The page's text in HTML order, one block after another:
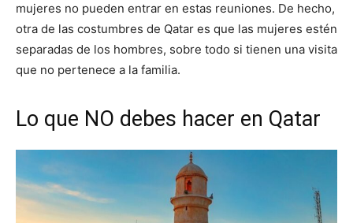
mujeres no pueden entrar en estas reuniones. De hecho,
otra de las costumbres de Qatar es que las mujeres estén
separadas de los hombres, sobre todo si tienen una visita
que no pertenece a la familia.
Lo que NO debes hacer en Qatar